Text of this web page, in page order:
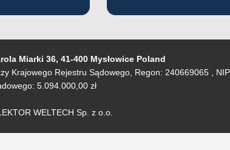
Miarki 36, 41-400 Mysłowice Poland
Krajowego Rejestru Sądowego, Regon: 240669065 ,
5.094.000,00 zł
WELTECH Sp. z o.o.